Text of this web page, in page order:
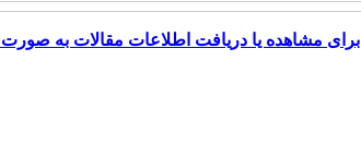
برای مشاهده یا دریافت اطلاعات مقالات به صورت XML اینجا را کلیک کنید.